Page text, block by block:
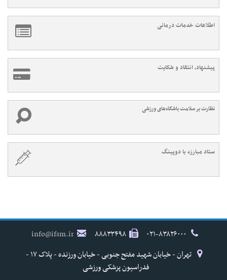
اطلاعات خدمات درمانی
پیشنهاد، انتقاد و شکایت
نظارت بر سلامت باشگاه‌های ورزشی
ستاد مبارزه با دوپینگ
۸۸۸۳۳۴۹۸
info@ifsm.ir
تهران - خیابان شهید مفتح جنوبی - خیابان ورزنده - پلاک ۱۷ -
فدراسیون پزشکی ورزشی